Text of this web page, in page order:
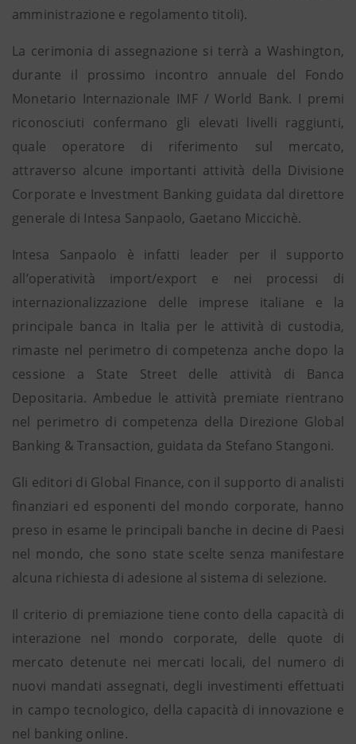
amministrazione e regolamento titoli).
La cerimonia di assegnazione si terrà a Washington,
durante il prossimo incontro annuale del Fondo
Monetario Internazionale IMF / World Bank. I premi
riconosciuti confermano gli elevati livelli raggiunti,
quale operatore di riferimento sul mercato,
attraverso alcune importanti attività della Divisione
Corporate e Investment Banking guidata dal direttore
generale di Intesa Sanpaolo, Gaetano Miccichè.
Intesa Sanpaolo è infatti leader per il supporto
all’operatività import/export e nei processi di
internazionalizzazione delle imprese italiane e la
principale banca in Italia per le attività di custodia,
rimaste nel perimetro di competenza anche dopo la
cessione a State Street delle attività di Banca
Depositaria. Ambedue le attività premiate rientrano
nel perimetro di competenza della Direzione Global
Banking & Transaction, guidata da Stefano Stangoni.
Gli editori di Global Finance, con il supporto di analisti
finanziari ed esponenti del mondo corporate, hanno
preso in esame le principali banche in decine di Paesi
nel mondo, che sono state scelte senza manifestare
alcuna richiesta di adesione al sistema di selezione.
Il criterio di premiazione tiene conto della capacità di
interazione nel mondo corporate, delle quote di
mercato detenute nei mercati locali, del numero di
nuovi mandati assegnati, degli investimenti effettuati
in campo tecnologico, della capacità di innovazione e
nel banking online.